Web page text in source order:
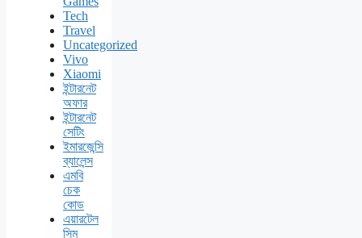
Tech
Travel
Uncategorized
Vivo
Xiaomi
ইন্টারনেট
অফার
ইন্টারনেট
সেটিং
ইমারজেন্সি
ব্যালেন্স
এমবি
চেক
কোড
এয়ারটেল
সিম